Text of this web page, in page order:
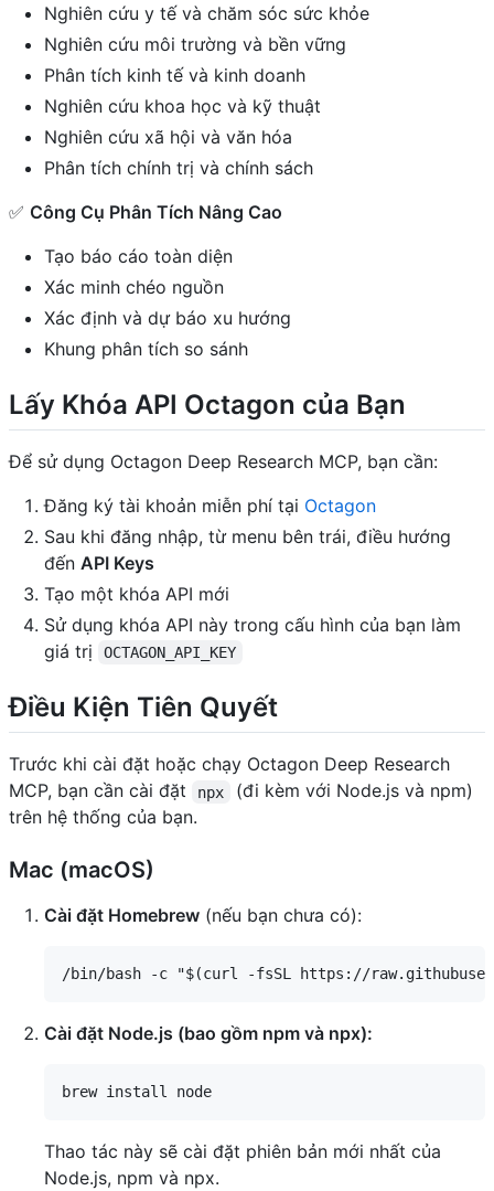
Nghiên cứu y tế và chăm sóc sức khỏe
Nghiên cứu môi trường và bền vững
Phân tích kinh tế và kinh doanh
Nghiên cứu khoa học và kỹ thuật
Nghiên cứu xã hội và văn hóa
Phân tích chính trị và chính sách
✅ Công Cụ Phân Tích Nâng Cao
Tạo báo cáo toàn diện
Xác minh chéo nguồn
Xác định và dự báo xu hướng
Khung phân tích so sánh
Lấy Khóa API Octagon của Bạn
Để sử dụng Octagon Deep Research MCP, bạn cần:
Đăng ký tài khoản miễn phí tại Octagon
Sau khi đăng nhập, từ menu bên trái, điều hướng
đến API Keys
Tạo một khóa API mới
Sử dụng khóa API này trong cấu hình của bạn làm
giá trị
OCTAGON_API_KEY
Điều Kiện Tiên Quyết
Trước khi cài đặt hoặc chạy Octagon Deep Research
MCP, bạn cần cài đặt
npx
(đi kèm với Node.js và npm)
trên hệ thống của bạn.
Mac (macOS)
Cài đặt Homebrew (nếu bạn chưa có):
Cài đặt Node.js (bao gồm npm và npx):
Thao tác này sẽ cài đặt phiên bản mới nhất của
Node.js, npm và npx.